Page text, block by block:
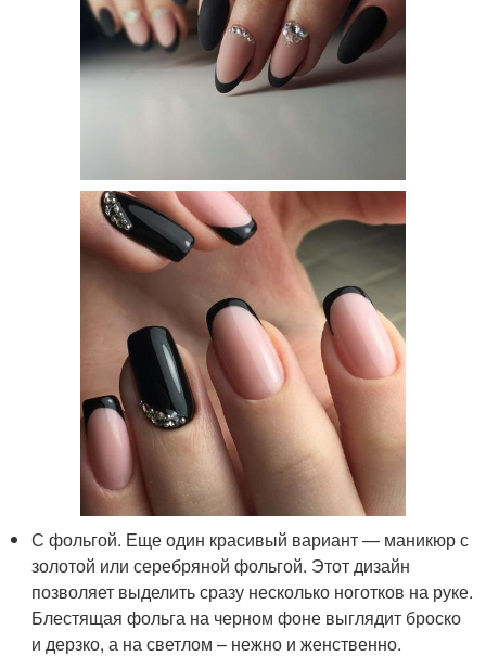
С фольгой. Еще один красивый вариант — маникюр с
золотой или серебряной фольгой. Этот дизайн
позволяет выделить сразу несколько ноготков на руке.
Блестящая фольга на черном фоне выглядит броско
и дерзко, а на светлом – нежно и женственно.